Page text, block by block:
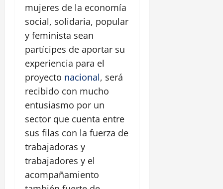
mujeres de la economía
social, solidaria, popular
y feminista sean
partícipes de aportar su
experiencia para el
proyecto nacional, será
recibido con mucho
entusiasmo por un
sector que cuenta entre
sus filas con la fuerza de
trabajadoras y
trabajadores y el
acompañamiento